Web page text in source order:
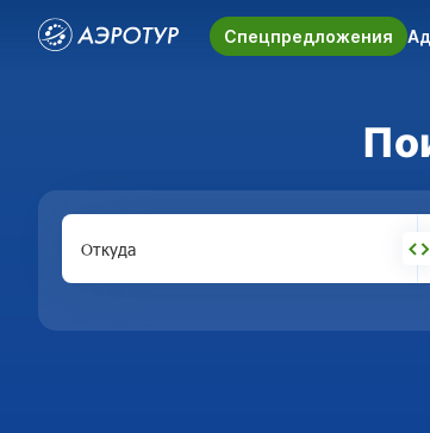
Спецпредложения
Откуда